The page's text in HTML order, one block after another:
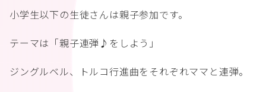
小学生以下の生徒さんは親子参加です。
テーマは「親子連弾♪をしよう」
ジングルベル、トルコ行進曲をそれぞれママと連弾。